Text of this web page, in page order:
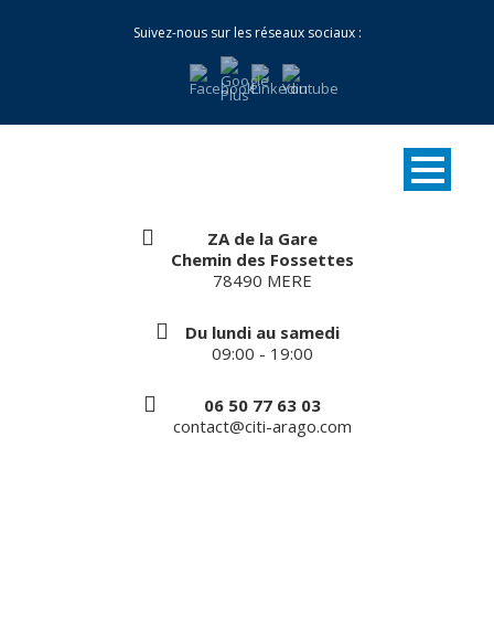
Suivez-nous sur les réseaux sociaux :
ZA de la Gare
Chemin des Fossettes
78490 MERE
Du lundi au samedi
09:00 - 19:00
06 50 77 63 03
contact@citi-arago.com